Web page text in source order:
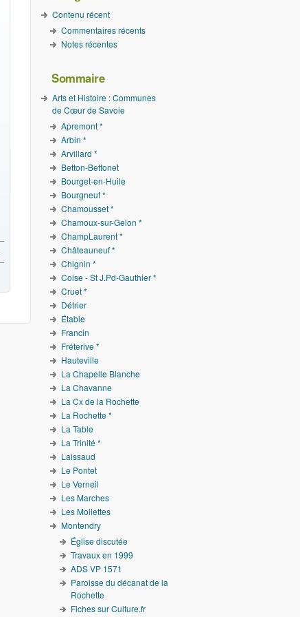
Contenu récent
Commentaires récents
Notes récentes
Sommaire
Arts et Histoire : Communes
de Cœur de Savoie
Apremont *
Arbin *
Arvillard *
Betton-Bettonet
Bourget-en-Huile
Bourgneuf *
Chamousset *
Chamoux-sur-Gelon *
ChampLaurent *
Châteauneuf *
Chignin *
Coise - St J.Pd-Gauthier *
Cruet *
Détrier
Étable
Francin
Fréterive *
Hauteville
La Chapelle Blanche
La Chavanne
La Cx de la Rochette
La Rochette *
La Table
La Trinité *
Laissaud
Le Pontet
Le Verneil
Les Marches
Les Mollettes
Montendry
Église discutée
Travaux en 1999
ADS VP 1571
Paroisse du décanat de la
Rochette
Fiches sur Culture.fr